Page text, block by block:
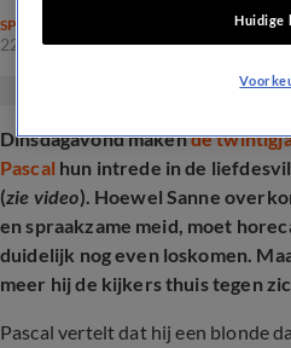
SPRAAKMAKEND
22 apr 2025, 18:59
Dinsdagavond makende
Pascal hun intrede in de
(zie video). Hoewel Sanne
en spraakzame meid, moet
duidelijk nog even loskomen.
meer hij de kijkers thuis tegen
Pascal vertelt dat hij een blonde
Huidige